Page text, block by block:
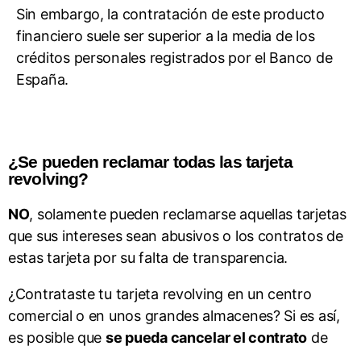
Sin embargo, la contratación de este producto
financiero suele ser superior a la media de los
créditos personales registrados por el Banco de
España.
¿Se pueden reclamar todas las tarjeta
revolving?
NO, solamente pueden reclamarse aquellas tarjetas
que sus intereses sean abusivos o los contratos de
estas tarjeta por su falta de transparencia.
¿Contrataste tu tarjeta revolving en un centro
comercial o en unos grandes almacenes? Si es así,
es posible que se pueda cancelar el contrato de